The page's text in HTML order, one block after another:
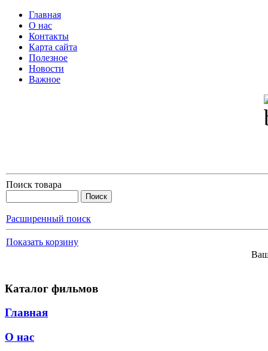
Главная
О нас
Контакты
Карта сайта
Полезное
Новости
Важное
Поиск товара
Расширенный поиск
Показать корзину
Каталог фильмов
Главная
О нас